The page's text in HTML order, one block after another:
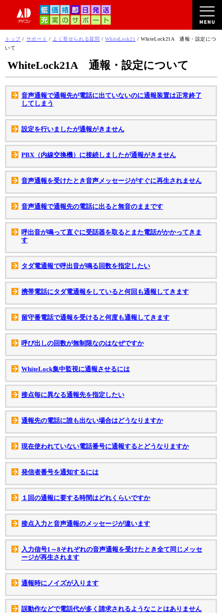
このページの本文へ
現
在
位
トップ/ サポート / よく寄せられる質問 /WhiteLock21 / WhiteLock21A 通報・設定につ
いて
WhiteLock21A 通報・設定について
音声通報で通報先が電話に出ていないのに通報装置は正常終了
してしまう
設定を行いましたが通報がきません
PBX（内線交換機）に接続しましたが通報がきません
音声通報を受けたとき音声メッセージがすぐに再生されません
音声通報で通報先の電話に出ると無音のままです
呼出音が鳴って直ぐに受話器を取るとまた電話がかかってきま
す
タダ電通報で呼出音が鳴る回数を指定したい
携帯電話にタダ電通報をしていると何回も通報してきます
留守番電話で通報を受けると何度も通報してきます
呼び出しの回数が無制限なのはなぜですか
WhiteLock集中監視に通報させるには
接点毎に異なる通報先を指定したい
通報先の電話に誰も出ない場合はどうなりますか
現在使われていない電話番号に通報するとどうなりますか
発信者番号を通知するには
１回の通報に要する時間はどれくらいですか
接点入力と音声通報のメッセージが違います
入力信号1～8それぞれの音声通報を受けたとき全て同じメッセ
ージが再生されます
通報時にノイズが入ります
誤動作などで電話代が多く請求されるようなことはありません